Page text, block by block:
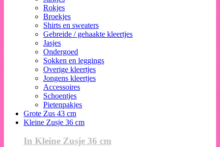
Rokjes
Broekjes
Shirts en sweaters
Gebreide / gehaakte kleertjes
Jasjes
Ondergoed
Sokken en leggings
Overige kleertjes
Jongens kleertjes
Accessoires
Schoentjes
Pietenpakjes
Grote Zus 43 cm
Kleine Zusje 36 cm
In Kleine Zusje 36 cm